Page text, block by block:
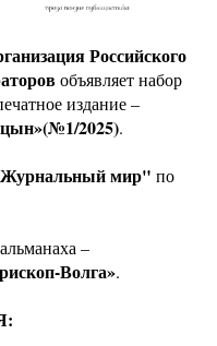
Российского
объявляет набор
издание –
2025).
мир" по
–
Волга».